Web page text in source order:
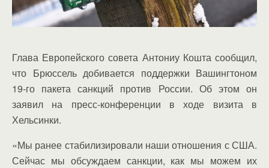
Глава Европейского совета Антониу Кошта сообщил,
что Брюссель добивается поддержки Вашингтоном
19-го пакета санкций против России. Об этом он
заявил на пресс-конференции в ходе визита в
Хельсинки.
«Мы ранее стабилизировали наши отношения с США.
Сейчас мы обсуждаем санкции, как мы можем их